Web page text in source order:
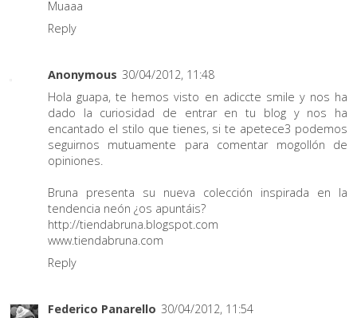
Muaaa
Reply
Anonymous 30/04/2012, 11:48
Hola guapa, te hemos visto en adiccte smile y nos ha
dado la curiosidad de entrar en tu blog y nos ha
encantado el stilo que tienes, si te apetece3 podemos
seguirnos mutuamente para comentar mogollón de
opiniones.
Bruna presenta su nueva colección inspirada en la
tendencia neón ¿os apuntáis?
http://tiendabruna.blogspot.com
www.tiendabruna.com
Reply
Federico Panarello 30/04/2012, 11:54